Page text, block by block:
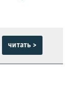
читать >